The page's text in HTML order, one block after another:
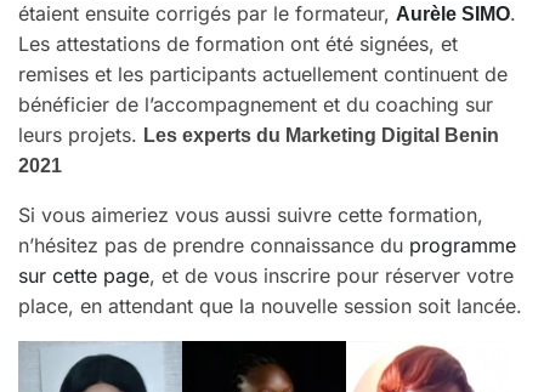
étaient ensuite corrigés par le formateur, Aurèle SIMO.
Les attestations de formation ont été signées, et
remises et les participants actuellement continuent de
bénéficier de l’accompagnement et du coaching sur
leurs projets. Les experts du Marketing Digital Benin
2021
Si vous aimeriez vous aussi suivre cette formation,
n’hésitez pas de prendre connaissance du programme
sur cette page, et de vous inscrire pour réserver votre
place, en attendant que la nouvelle session soit lancée.